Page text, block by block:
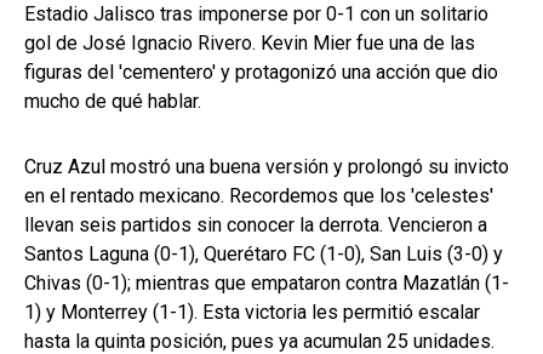
Estadio Jalisco tras imponerse por 0-1 con un solitario
gol de José Ignacio Rivero. Kevin Mier fue una de las
figuras del 'cementero' y protagonizó una acción que dio
mucho de qué hablar.
Cruz Azul mostró una buena versión y prolongó su invicto
en el rentado mexicano. Recordemos que los 'celestes'
llevan seis partidos sin conocer la derrota. Vencieron a
Santos Laguna (0-1), Querétaro FC (1-0), San Luis (3-0) y
Chivas (0-1); mientras que empataron contra Mazatlán (1-
1) y Monterrey (1-1). Esta victoria les permitió escalar
hasta la quinta posición, pues ya acumulan 25 unidades.